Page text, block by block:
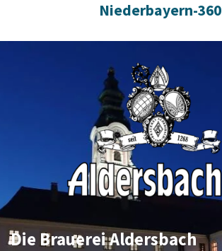
Niederbayern-360
Die Brauerei Aldersbach